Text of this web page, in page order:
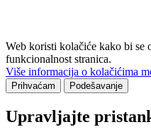
Web koristi kolačiće kako bi se
funkcionalnost stranica.
Više informacija o kolačićima
Prihvaćam Podešavanje
Upravljajte